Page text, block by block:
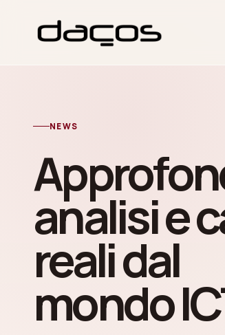
NEWS
analisi e
reali dal
mondo